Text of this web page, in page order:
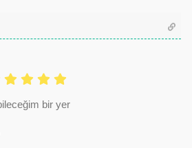
bir yer